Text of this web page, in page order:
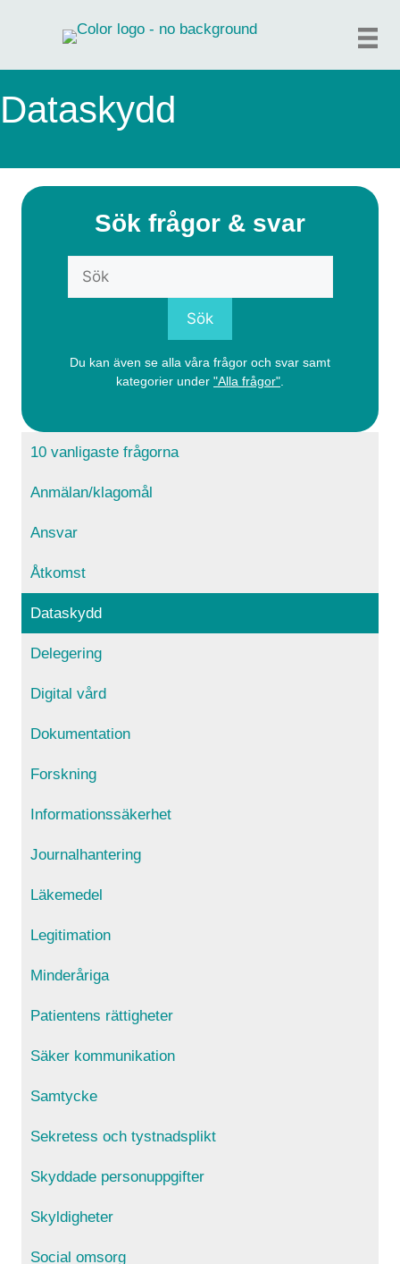
Dataskydd
Sök frågor & svar
Du kan även se alla våra frågor och svar samt
kategorier under "Alla frågor"
10 vanligaste frågorna
Anmälan/klagomål
Ansvar
Åtkomst
Dataskydd
Delegering
Digital vård
Dokumentation
Forskning
Informationssäkerhet
Journalhantering
Läkemedel
Legitimation
Minderåriga
Patientens rättigheter
Säker kommunikation
Samtycke
Sekretess och tystnadsplikt
Skyddade personuppgifter
Skyldigheter
Social omsorg